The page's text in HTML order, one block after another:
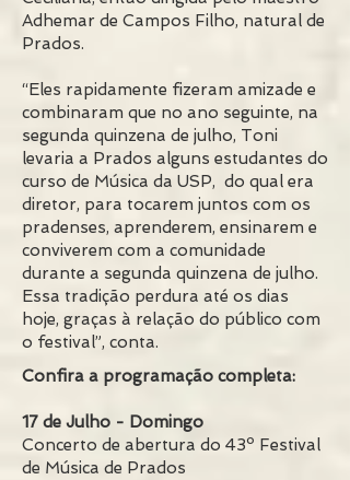
Adhemar de Campos Filho, natural de
Prados.
“Eles rapidamente fizeram amizade e
combinaram que no ano seguinte, na
segunda quinzena de julho, Toni
levaria a Prados alguns estudantes do
curso de Música da USP, do qual era
diretor, para tocarem juntos com os
pradenses, aprenderem, ensinarem e
conviverem com a comunidade
durante a segunda quinzena de julho.
Essa tradição perdura até os dias
hoje, graças à relação do público com
o festival”, conta.
Confira a programação completa:
17 de Julho - Domingo
Concerto de abertura do 43º Festival
de Música de Prados